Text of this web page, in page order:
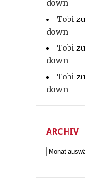
down
Tobi zu
down
Tobi zu
down
Tobi zu
down
ARCHIV
Archiv